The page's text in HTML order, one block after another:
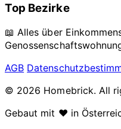
Top Bezirke
📖 Alles über
AGB
© 2026 Homebrick. All
Gebaut mit ❤️ in